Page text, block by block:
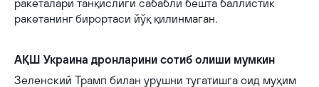
ракеталари танқислиги сабабли бешта баллистик
ракетанинг бирортаси йўқ қилинмаган.
АҚШ Украина дронларини сотиб олиши мумкин
Зеленский Трамп билан урушни тугатишга оид муҳим